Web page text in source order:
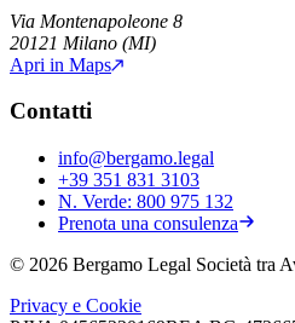
Via Montenapoleone 8
20121 Milano (MI)
Apri in Maps
Contatti
info@bergamo.legal
+39 351 831 3103
N. Verde: 800 975 132
Prenota una consulenza
© 2026 Bergamo Legal Società tra
Privacy e Cookie